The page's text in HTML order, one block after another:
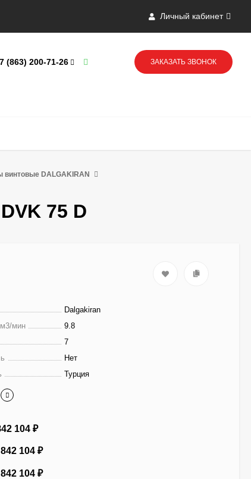
Личный кабинет
(863) 200-71-26 ЗАКАЗАТЬ ЗВОНОК
винтовые DALGAKIRAN
75 D
Dalgakiran
м3/мин
9.8
7
Нет
Турция
104 ₽
104 ₽
104 ₽